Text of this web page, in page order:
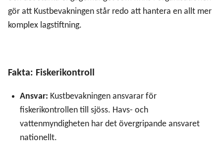
gör att Kustbevakningen står redo att hantera en allt mer
komplex lagstiftning.
Fakta: Fiskerikontroll
Ansvar: Kustbevakningen ansvarar för
fiskerikontrollen till sjöss. Havs- och
vattenmyndigheten har det övergripande ansvaret
nationellt.